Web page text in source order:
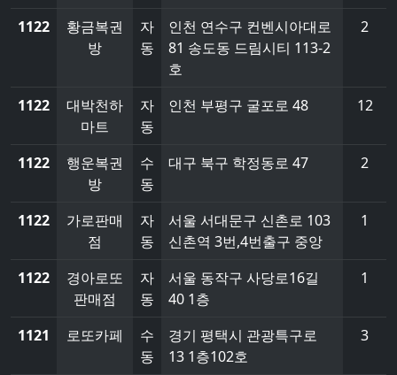
1122
황금복권
방
자
동
인천 연수구 컨벤시아대로
81 송도동 드림시티 113-2
호
2
1122
대박천하
마트
자
동
인천 부평구 굴포로 48 12
1122
행운복권
방
수
동
대구 북구 학정동로 47 2
1122
가로판매
점
자
동
서울 서대문구 신촌로 103
신촌역 3번,4번출구 중앙
1
1122
경아로또
판매점
자
동
서울 동작구 사당로16길
40 1층
1
1121 로또카페
수
동
경기 평택시 관광특구로
13 1층102호
3